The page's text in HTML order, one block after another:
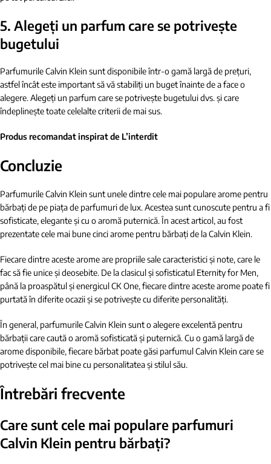
5. Alegeți un parfum care se potrivește
bugetului
Parfumurile Calvin Klein sunt disponibile într-o gamă largă de prețuri,
astfel încât este important să vă stabiliți un buget înainte de a face o
alegere. Alegeți un parfum care se potrivește bugetului dvs. și care
îndeplinește toate celelalte criterii de mai sus.
Produs recomandat inspirat de L’interdit
Concluzie
Parfumurile Calvin Klein sunt unele dintre cele mai populare arome pentru
bărbați de pe piața de parfumuri de lux. Acestea sunt cunoscute pentru a fi
sofisticate, elegante și cu o aromă puternică. În acest articol, au fost
prezentate cele mai bune cinci arome pentru bărbați de la Calvin Klein.
Fiecare dintre aceste arome are propriile sale caracteristici și note, care le
fac să fie unice și deosebite. De la clasicul și sofisticatul Eternity for Men,
până la proaspătul și energicul CK One, fiecare dintre aceste arome poate fi
purtată în diferite ocazii și se potrivește cu diferite personalități.
În general, parfumurile Calvin Klein sunt o alegere excelentă pentru
bărbații care caută o aromă sofisticată și puternică. Cu o gamă largă de
arome disponibile, fiecare bărbat poate găsi parfumul Calvin Klein care se
potrivește cel mai bine cu personalitatea și stilul său.
Întrebări frecvente
Care sunt cele mai populare parfumuri
Calvin Klein pentru bărbați?